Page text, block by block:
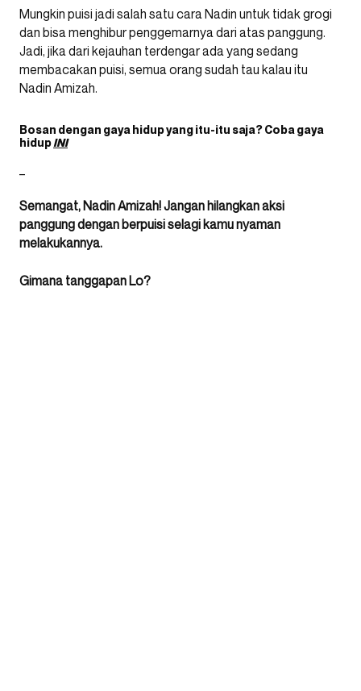
Mungkin puisi jadi salah satu cara Nadin untuk tidak grogi
dan bisa menghibur penggemarnya dari atas panggung.
Jadi, jika dari kejauhan terdengar ada yang sedang
membacakan puisi, semua orang sudah tau kalau itu
Nadin Amizah.
Bosan dengan gaya hidup yang itu-itu saja? Coba gaya
hidupINI
Semangat, Nadin Amizah! Jangan hilangkan aksi
panggung dengan berpuisi selagi kamu nyaman
melakukannya.
Gimana tanggapan Lo?